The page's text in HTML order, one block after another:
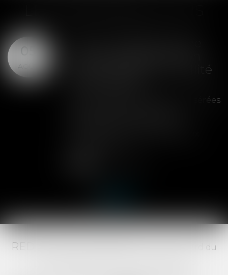
peut entraîner la nullité
05
AOÛT
Les clauses de préemption insérées
RED AVOCATS ASSOCIÉS -
20 Boulevard du